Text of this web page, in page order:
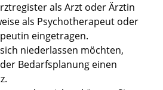
als Arzt oder Ärztin
als Psychotherapeut oder
eingetragen.
niederlassen möchten,
Bedarfsplanung einen